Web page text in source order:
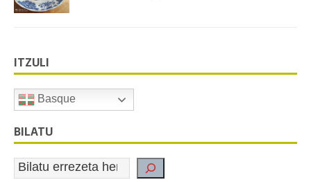
ITZULI
Basque
BILATU